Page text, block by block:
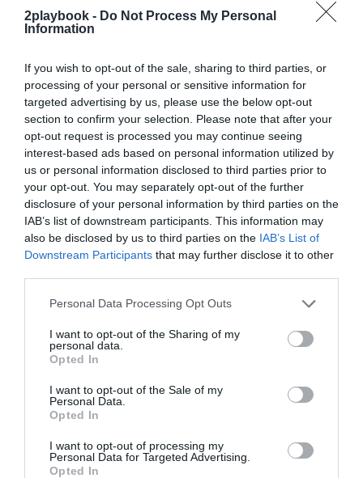
2playbook - Do Not Process My Personal
Information
If you wish to opt-out of the sale, sharing to third parties, or
processing of your personal or sensitive information for
targeted advertising by us, please use the below opt-out
section to confirm your selection. Please note that after your
opt-out request is processed you may continue seeing
interest-based ads based on personal information utilized by
us or personal information disclosed to third parties prior to
your opt-out. You may separately opt-out of the further
disclosure of your personal information by third parties on the
IAB’s list of downstream participants. This information may
also be disclosed by us to third parties on the IAB’s List of
Downstream Participants that may further disclose it to other
Personal Data Processing Opt Outs
I want to opt-out of the Sharing of my
personal data.
Opted In
I want to opt-out of the Sale of my
Personal Data.
Opted In
I want to opt-out of processing my
Personal Data for Targeted Advertising.
Opted In
Índex
Fundación CB Granada
¡Suscríbete! Inicia sesión
Compartir
Imprimir
2Playbook Club 2P